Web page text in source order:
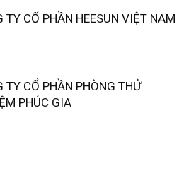
TY CỔ PHẦN HEESUN VIỆT NAM
TY CỔ PHẦN PHÒNG THỬ
PHÚC GIA